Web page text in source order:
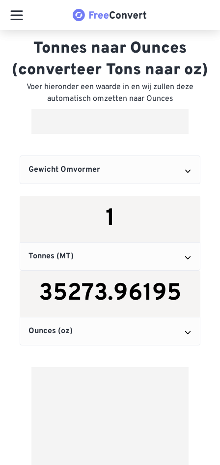
Tonnes naar Ounces
(converteer Tons naar oz)
Voer hieronder een waarde in en wij zullen deze
automatisch omzetten naar Ounces